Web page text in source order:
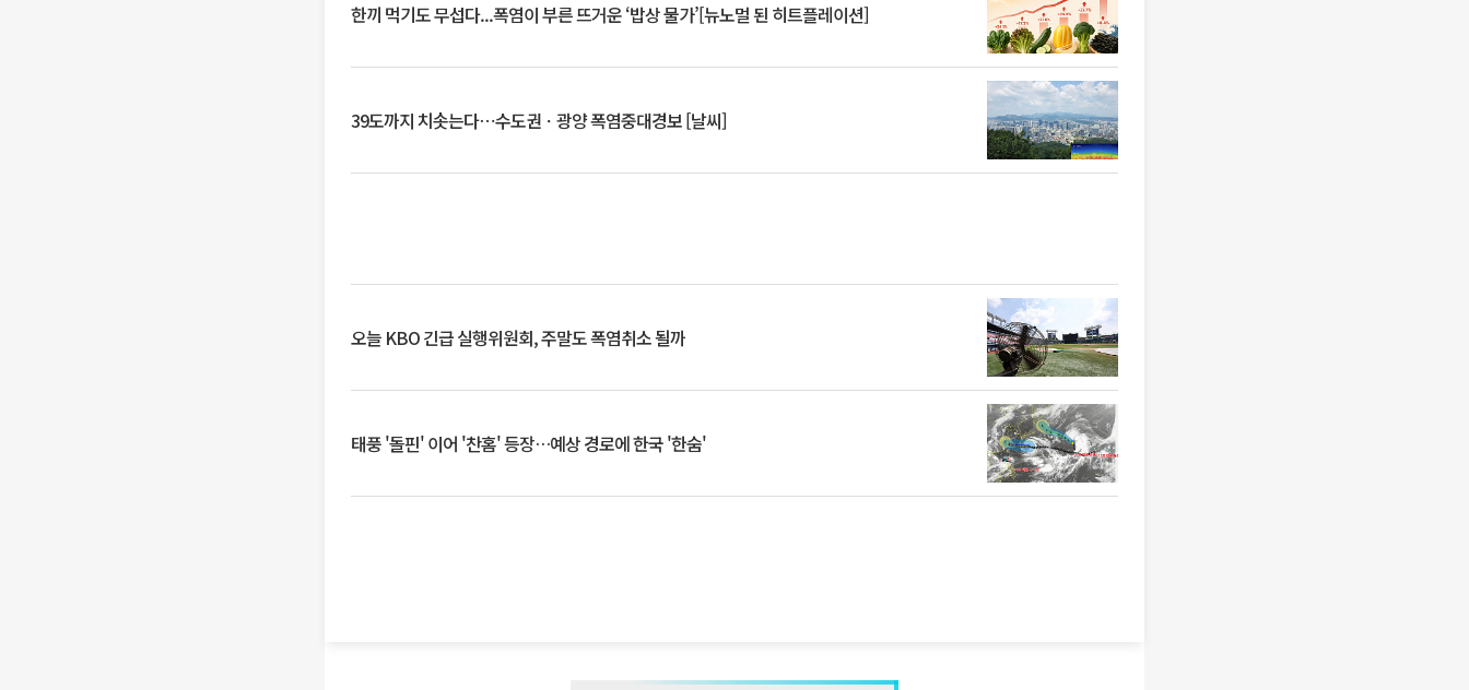
한끼 먹기도 무섭다...폭염이 부른 뜨거운 ‘밥상 물가’[뉴노멀 된 히트플레이션]
39도까지 치솟는다⋯수도권ㆍ광양 폭염중대경보 [날씨]
오늘 KBO 긴급 실행위원회, 주말도 폭염취소 될까
태풍 '돌핀' 이어 '찬홈' 등장…예상 경로에 한국 '한숨'